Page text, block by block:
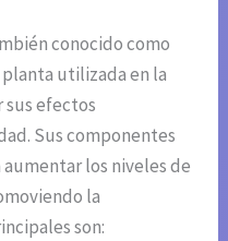
conocido como
planta utilizada en la
sus efectos
Sus componentes
los niveles de
la
son: